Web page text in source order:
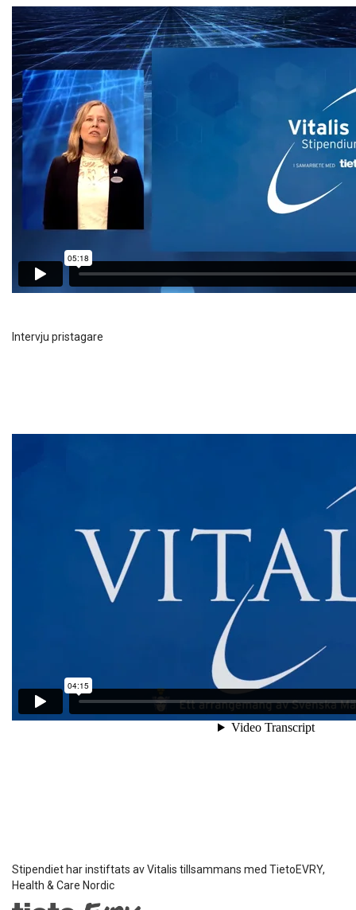
Intervju pristagare
Stipendiet har instiftats av Vitalis tillsammans med TietoEVRY,
Health & Care Nordic